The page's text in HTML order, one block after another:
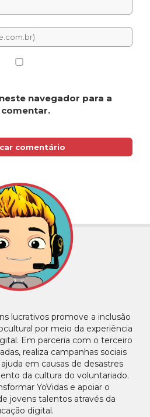
navegador para a
lucrativos promove a inclusão
por meio da experiência
Em parceria com o terceiro
realiza campanhas sociais
em causas de desastres
da cultura do voluntariado.
YoVidas e apoiar o
jovens talentos através da
digital.